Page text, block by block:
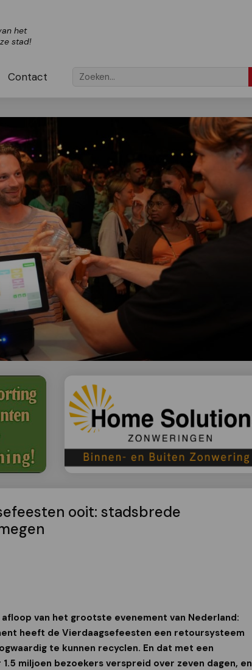
het
stad!
Contact
ooit: stadsbrede
van het grootste evenement van Nederland:
heeft de Vierdaagsefeesten een retoursysteem
te kunnen recyclen. En dat met een
miljoen bezoekers verspreid over zeven dagen, en